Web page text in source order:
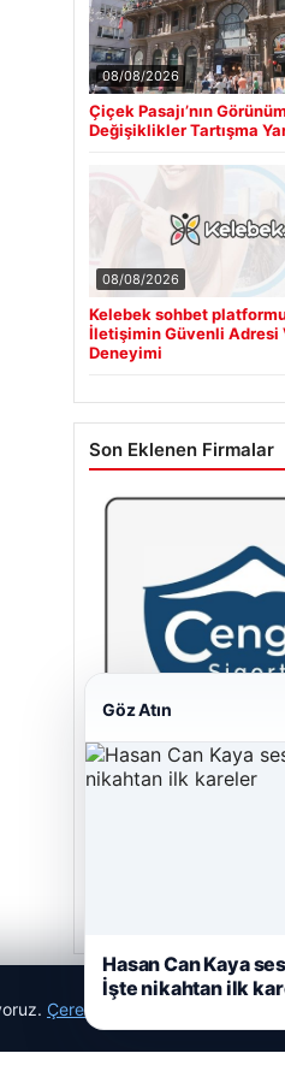
08/08/2026
Çiçek Pasajı’nın
Değişiklikler Tartışma
08/08/2026
Kelebek sohbet
İletişimin Güvenli Adresi
Deneyimi
Son Eklenen Firmalar
Çerez Politikamız
Göz Atın
Hasan Can Kaya
İşte nikahtan ilk